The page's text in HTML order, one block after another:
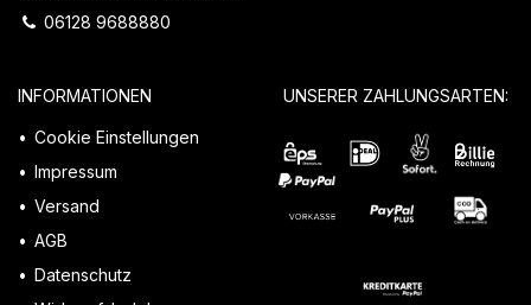
06128 9688880
INFORMATIONEN
Cookie Einstellungen
Impressum
Versand
AGB
Datenschutz
UNSERER ZAHLUNGSARTEN: